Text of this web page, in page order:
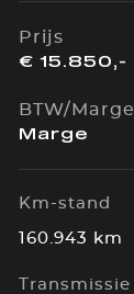
Prijs
€ 15.850,-
BTW/Marge
Marge
Km-stand
160.943 km
Transmissie